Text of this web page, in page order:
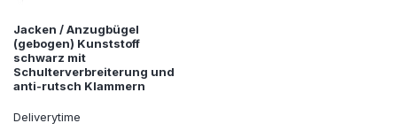
Jacken / Anzugbügel
(gebogen) Kunststoff
schwarz mit
Schulterverbreiterung und
anti-rutsch Klammern
Deliverytime